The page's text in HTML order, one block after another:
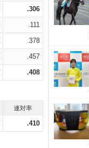
.306
.111
.378
.457
.408
連対率
.410